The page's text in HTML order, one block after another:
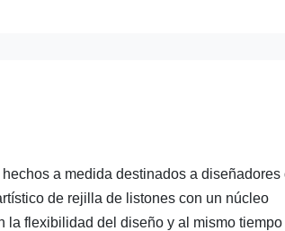
a medida destinados a diseñadores
de rejilla de listones con un núcleo
la flexibilidad del diseño y al mismo tiempo